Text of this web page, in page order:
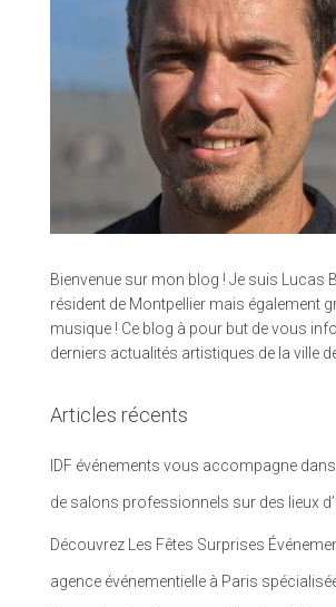
Bienvenue sur mon blog ! Je suis Lucas
résident de Montpellier mais également
musique ! Ce blog à pour but de vous
derniers actualités artistiques de la ville
Articles récents
IDF événements vous accompagne
de salons professionnels sur des lieux
Découvrez Les Fêtes Surprises
agence événementielle à Paris